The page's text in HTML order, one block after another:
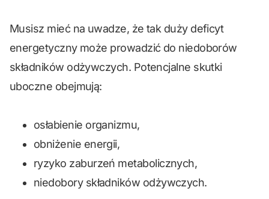
Musisz mieć na uwadze, że tak duży deficyt
energetyczny może prowadzić do niedoborów
składników odżywczych. Potencjalne skutki
uboczne obejmują:
osłabienie organizmu,
obniżenie energii,
ryzyko zaburzeń metabolicznych,
niedobory składników odżywczych.